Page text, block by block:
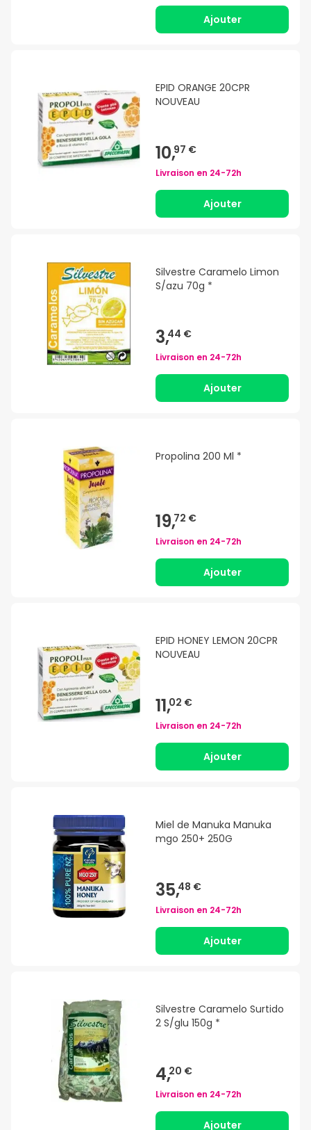
Ajouter
EPID ORANGE 20CPR
NOUVEAU
10,97 €
Livraison en 24-72h
Ajouter
Silvestre Caramelo Limon
S/azu 70g *
3,44 €
Livraison en 24-72h
Ajouter
Propolina 200 Ml *
19,72 €
Livraison en 24-72h
Ajouter
EPID HONEY LEMON 20CPR
NOUVEAU
11,02 €
Livraison en 24-72h
Ajouter
Miel de Manuka Manuka
mgo 250+ 250G
35,48 €
Livraison en 24-72h
Ajouter
Silvestre Caramelo Surtido
2 S/glu 150g *
4,20 €
Livraison en 24-72h
Ajouter